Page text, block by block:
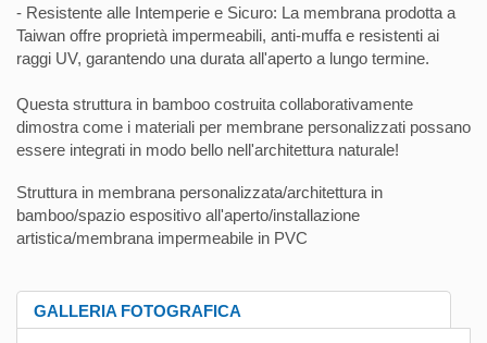
- Resistente alle Intemperie e Sicuro: La membrana prodotta a
Taiwan offre proprietà impermeabili, anti-muffa e resistenti ai
raggi UV, garantendo una durata all'aperto a lungo termine.
Questa struttura in bamboo costruita collaborativamente
dimostra come i materiali per membrane personalizzati possano
essere integrati in modo bello nell'architettura naturale!
Struttura in membrana personalizzata/architettura in
bamboo/spazio espositivo all'aperto/installazione
artistica/membrana impermeabile in PVC
GALLERIA FOTOGRAFICA